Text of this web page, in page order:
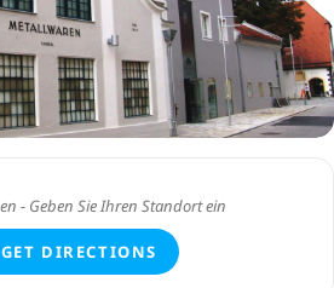
GET DIRECTIONS